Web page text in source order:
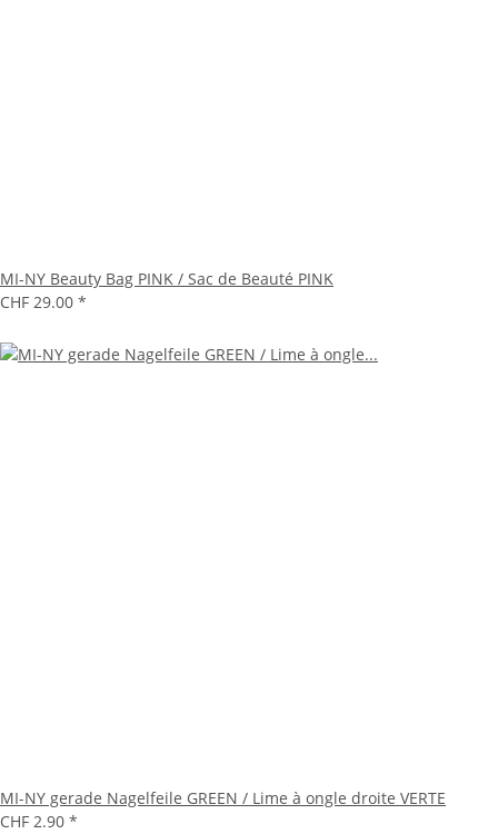
MI-NY Beauty Bag PINK / Sac de Beauté PINK
CHF 29.00 *
MI-NY gerade Nagelfeile GREEN / Lime à ongle droite VERTE
CHF 2.90 *